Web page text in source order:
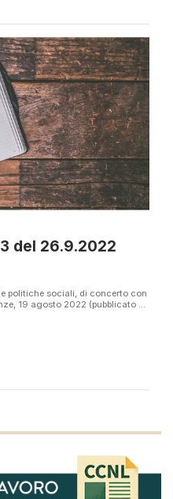
del 26.9.2022
politiche sociali, di concerto con
19 agosto 2022 (pubblicato ...